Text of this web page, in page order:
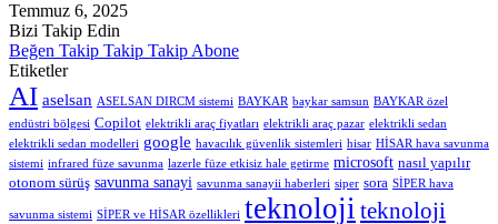
Temmuz 6, 2025
Bizi Takip Edin
Beğen Takip Takip Takip Abone
Etiketler
AI aselsan ASELSAN DIRCM sistemi BAYKAR baykar samsun BAYKAR özel
endüstri bölgesi Copilot elektrikli araç fiyatları elektrikli araç pazar elektrikli sedan
elektrikli sedan modelleri google havacılık güvenlik sistemleri hisar HİSAR hava savunma
sistemi infrared füze savunma lazerle füze etkisiz hale getirme microsoft nasıl yapılır
otonom sürüş savunma sanayi savunma sanayii haberleri siper sora SİPER hava
savunma sistemi SİPER ve HİSAR özellikleri teknoloji teknoloji